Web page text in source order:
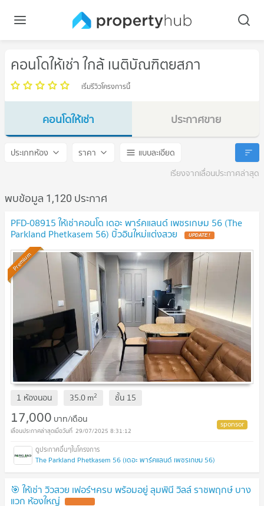
คอนโดให้เช่า ใกล้ เนติบัณฑิตยสภา
เริ่มรีวิวโครงการนี้
คอนโดให้เช่า
เนติบัณฑิตยสภา
ประกาศขาย
เนติบัณฑิตยสภา
ประเภทห้อง ราคา
แบบละเอียด
เรียงจากเลื่อนประกาศล่าสุด
พบข้อมูล 1,120 ประกาศ
PFD-08915 ให้เช่าคอนโด เดอะ พาร์คแลนด์ เพชรเกษม 56 (The
Parkland Phetkasem 56) บิ้วอินใหม่แต่งสวย
Premium
1 ห้องนอน 35.0m2 ชั้น 15
17,000 บาท/เดือน
29/07/2025 8:31:12
The Parkland Phetkasem 56 (เดอะ พาร์คแลนด์ เพชรเกษม 56)
🎯 ให้เช่า วิวสวย เฟอร์ฯครบ พร้อมอยู่ ลุมพินี วิลล์ ราชพฤกษ์ บาง
แวก ห้องใหญ่